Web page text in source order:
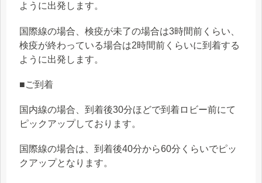
ように出発します。
国際線の場合、検疫が未了の場合は3時間前くらい、
検疫が終わっている場合は2時間前くらいに到着する
ように出発します。
■ご到着
国内線の場合、到着後30分ほどで到着ロビー前にて
ピックアップしております。
国際線の場合は、到着後40分から60分くらいでピッ
クアップとなります。